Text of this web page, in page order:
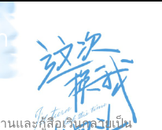
นและกู้สือเวินกลายเป็น